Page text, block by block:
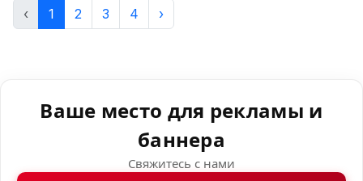
‹ 1 2 3 4 ›
Ваше место для рекламы и
баннера
Свяжитесь с нами